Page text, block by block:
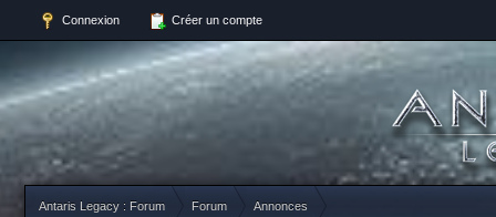
Connexion Créer un compte
Antaris Legacy : Forum Forum Annonces